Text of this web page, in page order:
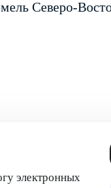
Северо-
электронных